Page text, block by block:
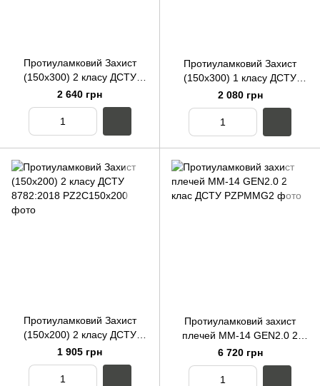
Протиуламковий Захист
(150х300) 2 класу ДСТУ
8782:2018
2 640 грн
Протиуламковий Захист
(150х300) 1 класу ДСТУ
8782:2018
2 080 грн
Протиуламковий Захист
(150х200) 2 класу ДСТУ
8782:2018
1 905 грн
Протиуламковий захист
плечей ММ-14 GEN2.0 2
клас ДСТУ
6 720 грн